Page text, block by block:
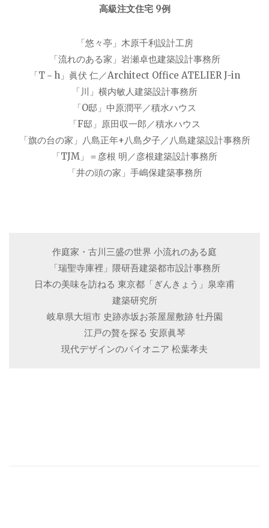
高級注文住宅 9例
「悠々亭」木原千利設計工房
「流れのある家」岩瀬卓也建築設計事務所
「T－h」眞伏 仁／Architect Office ATELIER J-in
「川」横内敏人建築設計事務所
「O邸」中原潤平／積水ハウス
「F邸」原田収一郎／積水ハウス
「旗の台の家」八島正年+八島夕子／八島建築設計事務所
「TJM」＝彦根 明／彦根建築設計事務所
「井の頭の家」手嶋保建築事務所
作庭家・古川三盛の世界 小流れのある庭
「瑞聖寺庫裡」隈研吾建築都市設計事務所
日本の美味を訪ねる 東京都「ぎんきょう」泉幸甫
建築研究所
岐阜県大垣市 史跡赤坂お茶屋屋敷跡 牡丹園
江戸の贅を探る 安原眞琴
現代デザインのパイオニア 松葉孝夫